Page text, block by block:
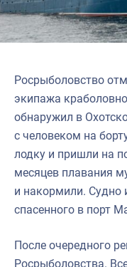
Росрыболовство
экипажа
обнаружил в
с человеком на
лодку и пришли на
месяцев плавания
и накормили. Судно
спасенного в порт
После очередного
Росрыболовства.